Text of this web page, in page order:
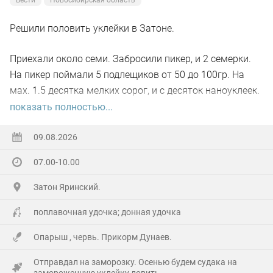
Даже дыхание перехватывало... А особенно, когда
развернётся... Ух, блин...)))
Побродил по речке часа два всего, прошёл только два
переката. Но столько удовольствий получил от
речушке, и от тишины, нарушаемой только птицами и
само-собой))
ельцы плохо реагировали на крупных мушек. И, как
показалось, на светлые тоже активность была
репейника...
Решили половить уклейки в Затоне.
Приехали около семи. Забросили пикер, и 2 семерки.
На пикер поймали 5 подлещиков от 50 до 100гр. На
мах. 1.5 десятка мелких сорог, и с десяток наноуклеек.
Дно все зарасло травой,, кормушку 30 гр не протянуть.
нечего. Все всем НХНЧ.
показать полностью...
09.08.2026
07.00-10.00
Затон Яринский.
поплавочная удочка; донная удочка
Опарыш , червь. Прикорм Дунаев.
Отправдал на заморозку. Осенью будем судака на